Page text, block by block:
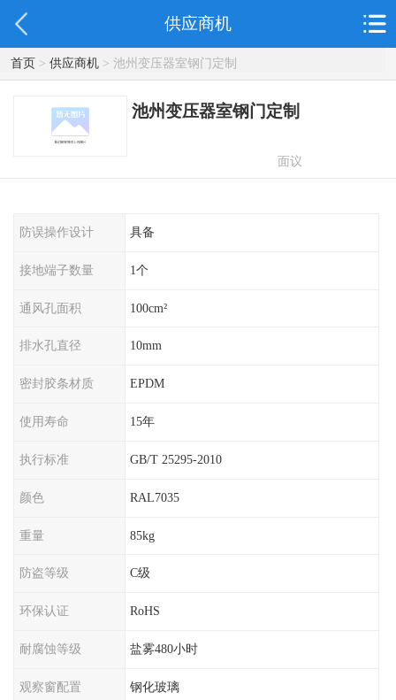
供应商机
首页> 供应商机> 池州变压器室钢门定制
池州变压器室钢门定制
面议
防误操作设计 具备
接地端子数量 1个
通风孔面积 100cm²
排水孔直径 10mm
密封胶条材质 EPDM
使用寿命 15年
执行标准 GB/T 25295-2010
颜色 RAL7035
重量 85kg
防盗等级 C级
环保认证 RoHS
耐腐蚀等级 盐雾480小时
观察窗配置 钢化玻璃